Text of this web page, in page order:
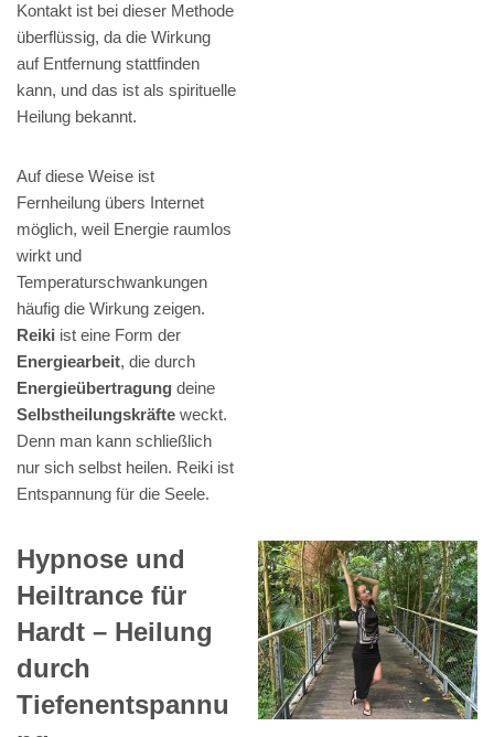
Kontakt ist bei dieser Methode
überflüssig, da die Wirkung
auf Entfernung stattfinden
kann, und das ist als spirituelle
Heilung bekannt.
Auf diese Weise ist
Fernheilung übers Internet
möglich, weil Energie raumlos
wirkt und
Temperaturschwankungen
häufig die Wirkung zeigen.
Reiki ist eine Form der
Energiearbeit, die durch
Energieübertragung deine
Selbstheilungskräfte weckt.
Denn man kann schließlich
nur sich selbst heilen. Reiki ist
Entspannung für die Seele.
Hypnose und
Heiltrance für
Hardt – Heilung
durch
Tiefenentspannu